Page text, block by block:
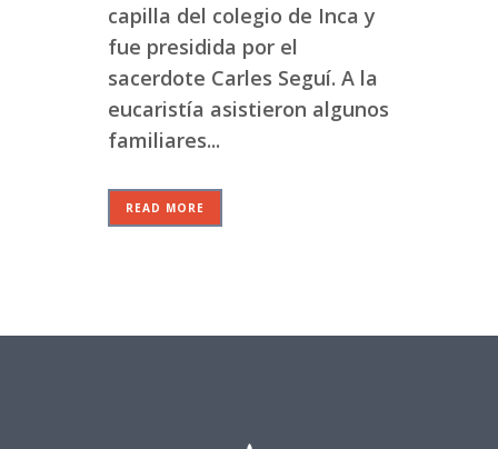
capilla del colegio de Inca y
fue presidida por el
sacerdote Carles Seguí. A la
eucaristía asistieron algunos
familiares...
READ MORE